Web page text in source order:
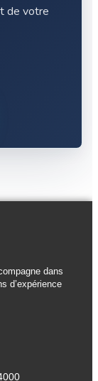
de votre
dans
d’expérience